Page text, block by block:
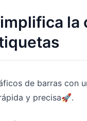
de barras con
y precisa🚀.